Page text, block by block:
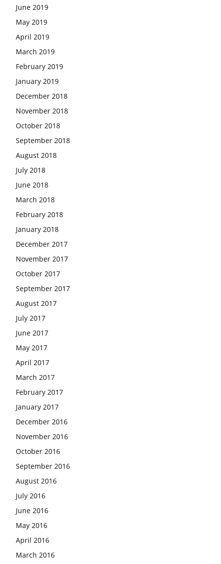
June 2019
May 2019
April 2019
March 2019
February 2019
January 2019
December 2018
November 2018
October 2018
September 2018
August 2018
July 2018
June 2018
March 2018
February 2018
January 2018
December 2017
November 2017
October 2017
September 2017
August 2017
July 2017
June 2017
May 2017
April 2017
March 2017
February 2017
January 2017
December 2016
November 2016
October 2016
September 2016
August 2016
July 2016
June 2016
May 2016
April 2016
March 2016